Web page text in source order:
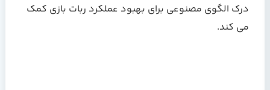
درک الگوی مصنوعی برای بهبود عملکرد ربات بازی کمک
می کند.